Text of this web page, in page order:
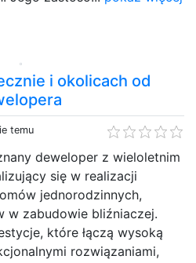
i okolicach od
temu
deweloper z wieloletnim
się w realizacji
jednorodzinnych,
w zabudowie bliźniaczej.
które łączą wysoką
rozwiązaniami,